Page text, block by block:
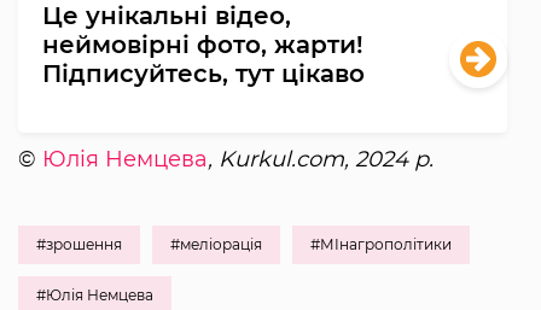
Це унікальні відео,
неймовірні фото, жарти!
Підписуйтесь, тут цікаво
© Юлія Немцева, Kurkul.com, 2024 р.
#зрошення #меліорація #МІнагрополітики
#Юлія Немцева